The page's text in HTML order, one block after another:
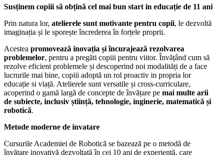
Susținem copiii să obțină cel mai bun start in educație de 11 ani
Prin natura lor, atelierele sunt motivante pentru copii, le dezvoltă
imaginația și le sporește încrederea în forțele proprii.
Acestea promovează inovația și încurajează rezolvarea
problemelor, pentru a pregăti copiii pentru viitor. Învățând cum să
rezolve eficient problemele și descoperind noi modalități de a face
lucrurile mai bine, copiii adoptă un rol proactiv in propria lor
educație si viață. Atelierele sunt versatile și cross-curriculare,
acoperind o gamă largă de concepte de învățare pe mai multe arii
de subiecte, inclusiv știință, tehnologie, inginerie, matematică și
robotică.
Metode moderne de invatare
Cursurile Academiei de Robotică se bazează pe o metodă de
învățare inovativă dezvoltată în cei 10 ani de experienţă, care